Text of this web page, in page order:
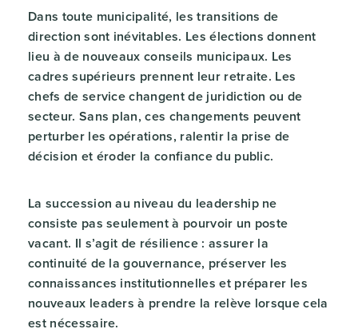
Dans toute municipalité, les transitions de
direction sont inévitables. Les élections donnent
lieu à de nouveaux conseils municipaux. Les
cadres supérieurs prennent leur retraite. Les
chefs de service changent de juridiction ou de
secteur. Sans plan, ces changements peuvent
perturber les opérations, ralentir la prise de
décision et éroder la confiance du public.
La succession au niveau du leadership ne
consiste pas seulement à pourvoir un poste
vacant. Il s’agit de résilience : assurer la
continuité de la gouvernance, préserver les
connaissances institutionnelles et préparer les
nouveaux leaders à prendre la relève lorsque cela
est nécessaire.